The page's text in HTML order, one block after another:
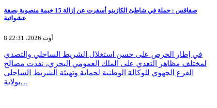
صفاقس : حملة في شاطئ الكازينو أسفرت عن إزالة 15 خيمة منصوبة بصفة
عشوائية
8 أوت 2026، 22:31
في إطار الحرص على حسن استغلال الشريط الساحلي والتصدي
لمختلف مظاهر التعدي على الملك العمومي البحري، نفذت مصالح
الفرع الجهوي للوكالة الوطنية لحماية وتهيئة الشريط الساحلي
بولاية…